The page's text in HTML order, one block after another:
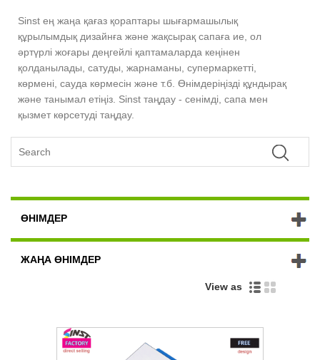
Sinst ең жаңа қағаз қораптары шығармашылық
құрылымдық дизайнға және жақсырақ сапаға ие, ол
әртүрлі жоғары деңгейлі қаптамаларда кеңінен
қолданылады, сатуды, жарнаманы, супермаркетті,
көрмені, сауда көрмесін және т.б. Өнімдеріңізді құндырақ
және танымал етіңіз. Sinst таңдау - сенімді, сапа мен
қызмет көрсетуді таңдау.
ӨНІМДЕР
ЖАҢА ӨНІМДЕР
View as